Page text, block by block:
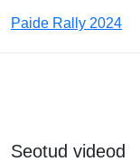
Paide Rally 2024
Seotud videod